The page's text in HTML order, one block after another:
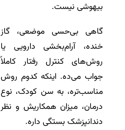
بیهوشی نیست.
گاهی بی‌حسی موضعی، گاز
خنده، آرام‌بخشی دارویی یا
روش‌های کنترل رفتار کاملاً
جواب می‌ده. اینکه کدوم روش
مناسب‌تره، به سن کودک، نوع
درمان، میزان همکاریش و نظر
دندانپزشک بستگی داره.